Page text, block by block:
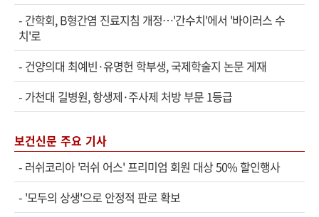
- 간학회, B형간염 진료지침 개정…'간수치'에서 '바이러스 수
치'로
- 건양의대 최예빈·유명헌 학부생, 국제학술지 논문 게재
- 가천대 길병원, 항생제·주사제 처방 부문 1등급
보건신문 주요 기사
- 러쉬코리아 '러쉬 어스' 프리미엄 회원 대상 50% 할인행사
- '모두의 상생'으로 안정적 판로 확보